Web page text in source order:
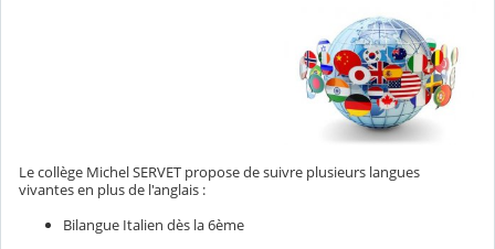
Le collège Michel SERVET propose de suivre plusieurs langues
vivantes en plus de l'anglais :
Bilangue Italien dès la 6ème